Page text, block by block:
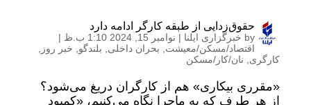
حقوق‌زدایی از طبقه کارگر ادامه دارد
by خبرگزاری ایلنا | نوامبر 15, 2024 1:10 ب.ظ
|
اقتصاد/مسکن/معیشت
بحران داخلی بلندگو خبر روز
کارگری
نان/کار/مسکن
«مقرری بیکاری» هم از کارگران دریغ می‌شود؟
از هر طرف که به ماجرا نگاه می‌کنیم، «کمبود